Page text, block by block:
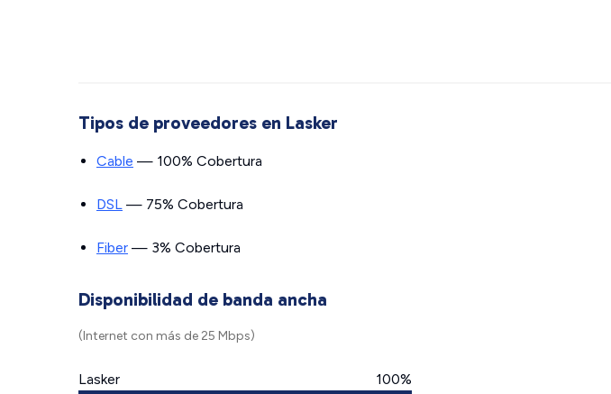
Tipos de proveedores en Lasker
Cable — 100% Cobertura
DSL — 75% Cobertura
Fiber — 3% Cobertura
Disponibilidad de banda ancha
(Internet con más de 25 Mbps)
Lasker 100%